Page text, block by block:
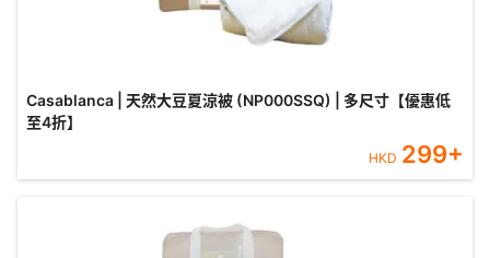
Casablanca | 天然大豆夏涼被 (NP000SSQ) | 多尺寸【優惠低
至4折】
HKD 299+